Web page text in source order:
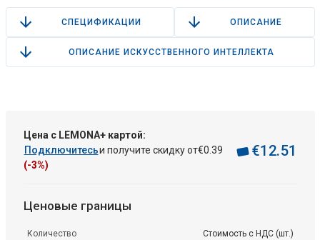
СПЕЦИФИКАЦИИ ОПИСАНИЕ
ОПИСАНИЕ ИСКУССТВЕННОГО ИНТЕЛЛЕКТА
Цена с LEMONA+ картой:
Подключитесьи получите скидку от€0.39
(-3%)
€12.51
Ценовые границы
Количество Стоимость с НДС (шт.)